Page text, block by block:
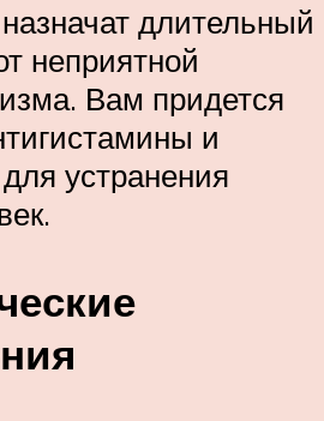
длительный
неприятной
Вам придется
и
устранения